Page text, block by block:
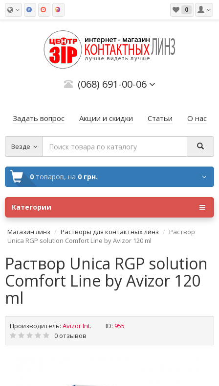
0
(068) 691-00-06
Задать вопрос Акции и скидки Статьи О нас
Везде
0 товаров, на 0 грн.
Категории
Магазин линз Растворы для контактных линз
Раствор
Unica RGP solution Comfort Line by Avizor 120 ml
Раствор Unica RGP solution
Comfort Line by Avizor 120
ml
Производитель: Avizor Int. ID: 955
0 отзывов